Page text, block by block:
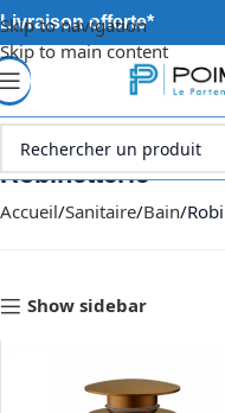
Skip to navigation
Skip to main content
Livraison offerte*
Robinetterie
Accueil Sanitaire Bain
Show sidebar